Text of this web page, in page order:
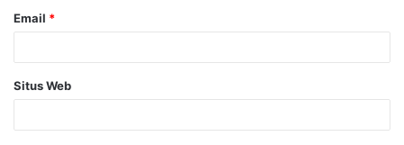
Email *
Situs Web